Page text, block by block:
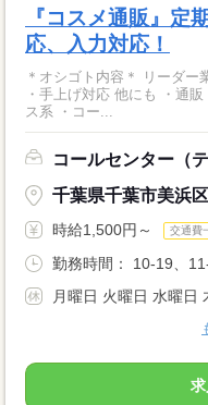
『コスメ通販』定
応、入力対応！
＊オシゴト内容＊ リーダー業務 ・英会話教室の問合せ日程調整対応
・手上げ対応 他にも ・通販 ・ECサイト系 ・インフラ ・各種サービ
ス系 ・コー...
コールセンター（
千葉県千葉市美浜
時給1,500円～ 交通費
勤務時間： 10-19、
月曜日 火曜日 水曜日